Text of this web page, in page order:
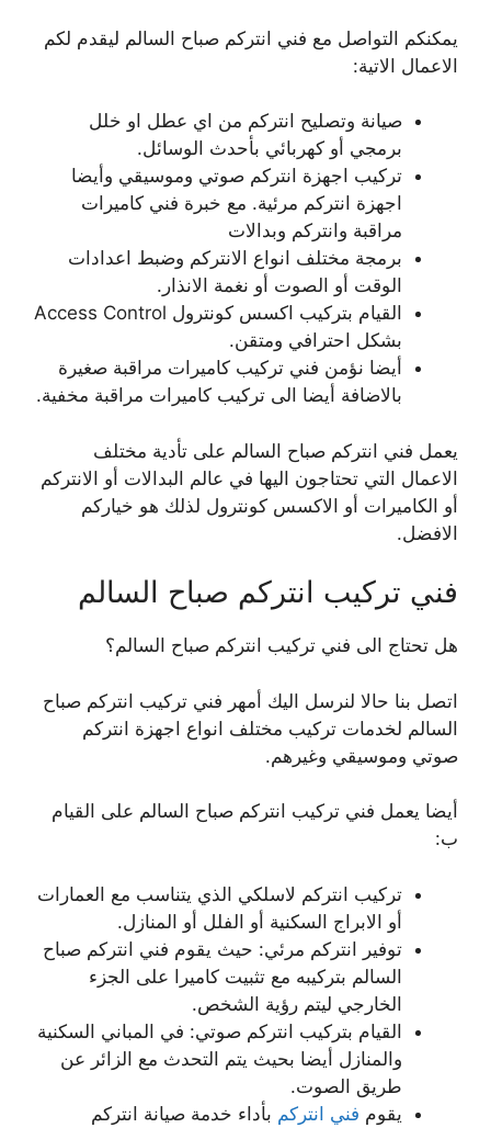
يمكنكم التواصل مع فني انتركم صباح السالم ليقدم لكم
الاعمال الاتية:
صيانة وتصليح انتركم من اي عطل او خلل
برمجي أو كهربائي بأحدث الوسائل.
تركيب اجهزة انتركم صوتي وموسيقي وأيضا
اجهزة انتركم مرئية. مع خبرة فني كاميرات
مراقبة وانتركم وبدالات
برمجة مختلف انواع الانتركم وضبط اعدادات
الوقت أو الصوت أو نغمة الانذار.
القيام بتركيب اكسس كونترول Access Control
بشكل احترافي ومتقن.
أيضا نؤمن فني تركيب كاميرات مراقبة صغيرة
بالاضافة أيضا الى تركيب كاميرات مراقبة مخفية.
يعمل فني انتركم صباح السالم على تأدية مختلف
الاعمال التي تحتاجون اليها في عالم البدالات أو الانتركم
أو الكاميرات أو الاكسس كونترول لذلك هو خياركم
الافضل.
فني تركيب انتركم صباح السالم
هل تحتاج الى فني تركيب انتركم صباح السالم؟
اتصل بنا حالا لنرسل اليك أمهر فني تركيب انتركم صباح
السالم لخدمات تركيب مختلف انواع اجهزة انتركم
صوتي وموسيقي وغيرهم.
أيضا يعمل فني تركيب انتركم صباح السالم على القيام
ب:
تركيب انتركم لاسلكي الذي يتناسب مع العمارات
أو الابراج السكنية أو الفلل أو المنازل.
توفير انتركم مرئي: حيث يقوم فني انتركم صباح
السالم بتركيبه مع تثبيت كاميرا على الجزء
الخارجي ليتم رؤية الشخص.
القيام بتركيب انتركم صوتي: في المباني السكنية
والمنازل أيضا بحيث يتم التحدث مع الزائر عن
طريق الصوت.
يقوم فني انتركم بأداء خدمة صيانة انتركم